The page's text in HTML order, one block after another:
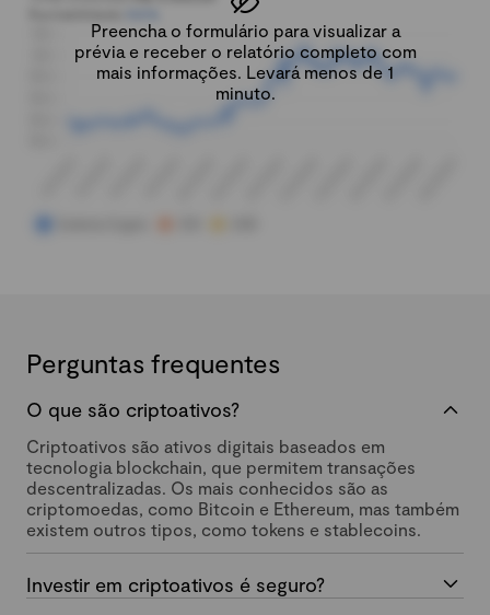
Preencha o formulário para visualizar a
prévia e receber o relatório completo com
mais informações. Levará menos de 1
minuto.
Perguntas frequentes
O que são criptoativos?
Criptoativos são ativos digitais baseados em
tecnologia blockchain, que permitem transações
descentralizadas. Os mais conhecidos são as
criptomoedas, como Bitcoin e Ethereum, mas também
existem outros tipos, como tokens e stablecoins.
Investir em criptoativos é seguro?